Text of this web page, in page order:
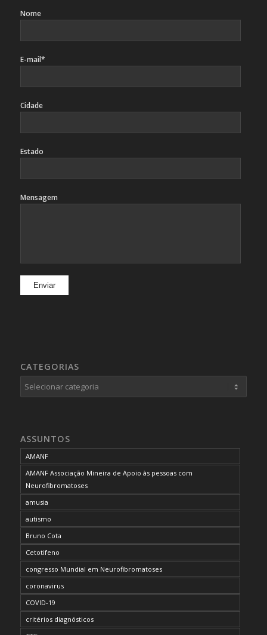
Nome
E-mail*
Cidade
Estado
Mensagem
CATEGORIAS
Categorias
ASSUNTOS
AMANF
AMANF Associação Mineira de Apoio às pessoas com
Neurofibromatoses
amusia
autismo
Bruno Cota
Cetotifeno
congresso Mundial em Neurofibromatoses
coronavirus
COVID-19
critérios diagnósticos